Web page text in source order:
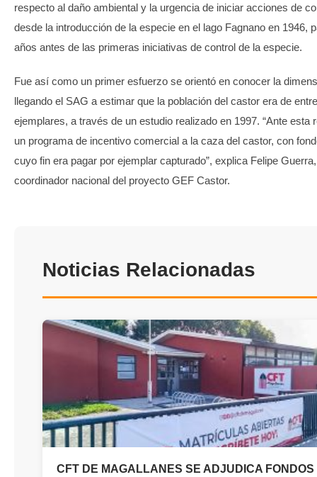
respecto al daño ambiental y la urgencia de iniciar acciones de
desde la introducción de la especie en el lago Fagnano en 1946,
años antes de las primeras iniciativas de control de la especie.
Fue así como un primer esfuerzo se orientó en conocer la
llegando el SAG a estimar que la población del castor era de
ejemplares, a través de un estudio realizado en 1997. “Ante esta
un programa de incentivo comercial a la caza del castor, con
cuyo fin era pagar por ejemplar capturado”, explica Felipe
coordinador nacional del proyecto GEF Castor.
Noticias Relacionadas
CFT DE MAGALLANES SE ADJUDICA FONDOS